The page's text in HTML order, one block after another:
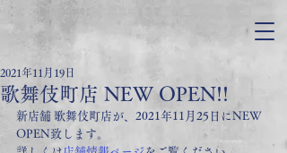
歌舞伎町店 NEW OPEN!!
2021年11月19日
新店舗 歌舞伎町店が、2021年11月25日にNEW
OPEN致します。